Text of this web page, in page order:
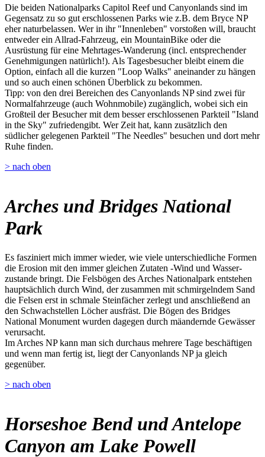
Die beiden Nationalparks Capitol Reef und Canyonlands sind im
Gegensatz zu so gut erschlossenen Parks wie z.B. dem Bryce NP
eher naturbelassen. Wer in ihr "Innenleben" vorstoßen will, braucht
entweder ein Allrad-Fahrzeug, ein MountainBike oder die
Ausrüstung für eine Mehrtages-Wanderung (incl. entsprechender
Genehmigungen natürlich!). Als Tagesbesucher bleibt einem die
Option, einfach all die kurzen "Loop Walks" aneinander zu hängen
und so auch einen schönen Überblick zu bekommen.
Tipp: von den drei Bereichen des Canyonlands NP sind zwei für
Normalfahrzeuge (auch Wohnmobile) zugänglich, wobei sich ein
Großteil der Besucher mit dem besser erschlossenen Parkteil "Island
in the Sky" zufriedengibt. Wer Zeit hat, kann zusätzlich den
südlicher gelegenen Parkteil "The Needles" besuchen und dort mehr
Ruhe finden.
> nach oben
Arches und Bridges National
Park
Es fasziniert mich immer wieder, wie viele unterschiedliche Formen
die Erosion mit den immer gleichen Zutaten -Wind und Wasser-
zustande bringt. Die Felsbögen des Arches Nationalpark entstehen
hauptsächlich durch Wind, der zusammen mit schmirgelndem Sand
die Felsen erst in schmale Steinfächer zerlegt und anschließend an
den Schwachstellen Löcher ausfräst. Die Bögen des Bridges
National Monument wurden dagegen durch mäandernde Gewässer
verursacht.
Im Arches NP kann man sich durchaus mehrere Tage beschäftigen
und wenn man fertig ist, liegt der Canyonlands NP ja gleich
gegenüber.
> nach oben
Horseshoe Bend und Antelope
Canyon am Lake Powell